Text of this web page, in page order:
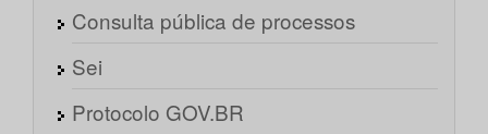
Consulta pública de processos
Sei
Protocolo GOV.BR